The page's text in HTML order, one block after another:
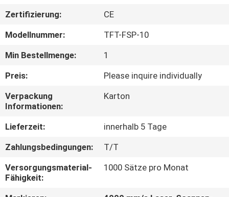
FABRIK-
AUSFLUG
QUALITÄTSKONTROLLE
TRETEN
SIE
MIT
IN
VERBINDUNG
Zertifizierung:
CE
Modellnummer:
TFT-FSP-10
Min Bestellmenge:
1
Preis:
Please inquire individually
Verpackung
Informationen:
Karton
Lieferzeit:
innerhalb 5 Tage
Zahlungsbedingungen:
T/T
Versorgungsmaterial-
Fähigkeit:
1000 Sätze pro Monat